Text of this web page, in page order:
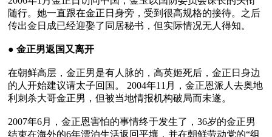
随行。她一直跟在金正日身旁，受到很高规格的接待。之后
传出金日成已经迎娶了同居秘书，但实际情况无人得知。
● 金正男返国又离开
在朝鲜高层，金正男是有人脉的，高英姬死后，金正日身边
的人开始建议请太子回国。 2004年11月，金正恩派人去奥地
利刺杀大哥金正男，但被当地情报机构破局而未遂。
2007年6月，金正恩害怕的事情终于发生了，36岁的金正男
结束在海外的6年漂泊生活返回平壤，并在朝鲜劳动党的“组